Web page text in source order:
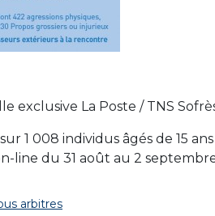
exclusive La Poste / TNS
1 008 individus âgés de 15
line du 31 août au 2
arbitres